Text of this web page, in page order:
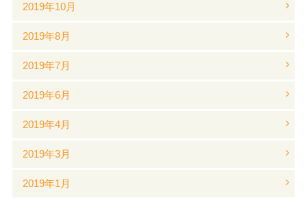
2019年10月
2019年8月
2019年7月
2019年6月
2019年4月
2019年3月
2019年1月